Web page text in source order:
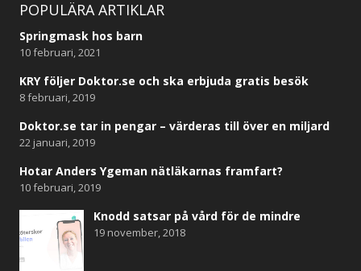
POPULÄRA ARTIKLAR
Springmask hos barn
10 februari, 2021
KRY följer Doktor.se och ska erbjuda gratis besök
8 februari, 2019
Doktor.se tar in pengar – värderas till över en miljard
22 januari, 2019
Hotar Anders Ygeman nätläkarnas framfart?
10 februari, 2019
Knodd satsar på vård för de mindre
19 november, 2018